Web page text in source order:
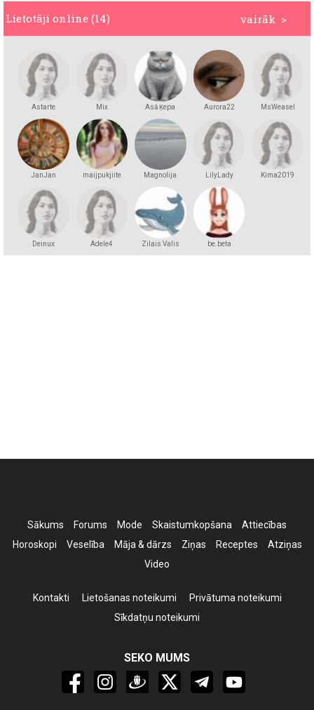
vairāk >
Lietotāji online (14)
Astarte Mix Asā Ķepa Aurora22 MsWeasel
JanJan maijpukjiite Magnolija LilyLady Kima2019
Deinux Adele4 Zilais Valis be.beta
Sākums Forums Mode Skaistumkopšana
Attiecības
Horoskopi
Veselība Māja & dārzs Ziņas Receptes
Atziņas
Video
Kontakti Lietošanas noteikumi
Privātuma noteikumi
Sīkdatņu noteikumi
SEKO MUMS